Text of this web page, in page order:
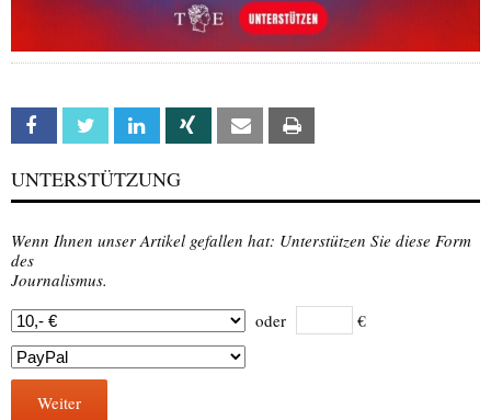
Facebook Twitter Linkedin Xing Email
UNTERSTÜTZUNG
Wenn Ihnen unser Artikel gefallen hat: Unterstützen Sie diese Form
des
Journalismus.
oder
€
Weiter